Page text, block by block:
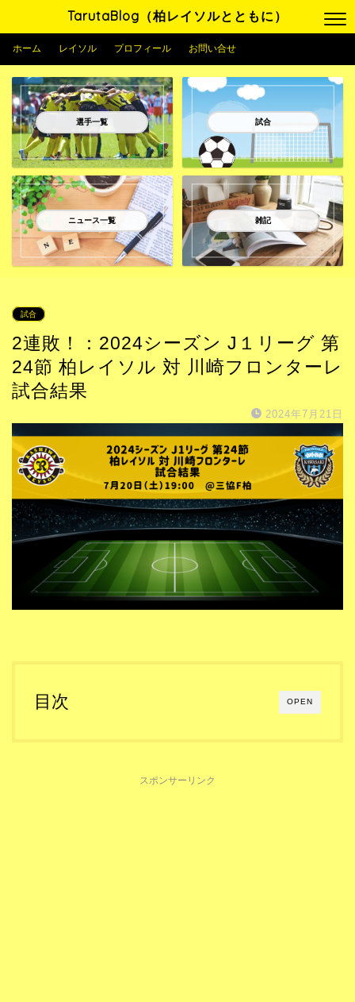
TarutaBlog（柏レイソルとともに）
ホーム レイソル プロフィール お問い合せ
選手一覧 試合
ニュース一覧 雑記
試合
2連敗！：2024シーズン J１リーグ 第
24節 柏レイソル 対 川崎フロンターレ
試合結果
2024年7月21日
OPEN
目次
スポンサーリンク